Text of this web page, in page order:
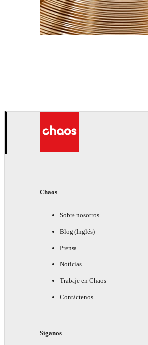
Chaos
Sobre nosotros
Blog (Inglés)
Prensa
Noticias
Trabaje en Chaos
Contáctenos
Síganos